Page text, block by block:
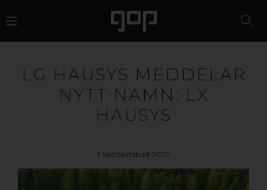
LG HAUSYS MEDDELAR
NYTT NAMN: LX
HAUSYS
1 september 2021